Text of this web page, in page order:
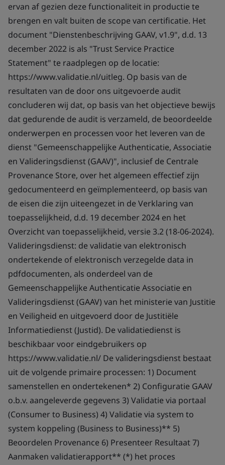
ervan af gezien deze functionaliteit in productie te
brengen en valt buiten de scope van certificatie. Het
document "Dienstenbeschrijving GAAV, v1.9", d.d. 13
december 2022 is als "Trust Service Practice
Statement" te raadplegen op de locatie:
https://www.validatie.nl/uitleg. Op basis van de
resultaten van de door ons uitgevoerde audit
concluderen wij dat, op basis van het objectieve bewijs
dat gedurende de audit is verzameld, de beoordeelde
onderwerpen en processen voor het leveren van de
dienst "Gemeenschappelijke Authenticatie, Associatie
en Valideringsdienst (GAAV)", inclusief de Centrale
Provenance Store, over het algemeen effectief zijn
gedocumenteerd en geïmplementeerd, op basis van
de eisen die zijn uiteengezet in de Verklaring van
toepasselijkheid, d.d. 19 december 2024 en het
Overzicht van toepasselijkheid, versie 3.2 (18-06-2024).
Valideringsdienst: de validatie van elektronisch
ondertekende of elektronisch verzegelde data in
pdfdocumenten, als onderdeel van de
Gemeenschappelijke Authenticatie Associatie en
Valideringsdienst (GAAV) van het ministerie van Justitie
en Veiligheid en uitgevoerd door de Justitiële
Informatiedienst (Justid). De validatiedienst is
beschikbaar voor eindgebruikers op
https://www.validatie.nl/ De valideringsdienst bestaat
uit de volgende primaire processen: 1) Document
samenstellen en ondertekenen* 2) Configuratie GAAV
o.b.v. aangeleverde gegevens 3) Validatie via portaal
(Consumer to Business) 4) Validatie via system to
system koppeling (Business to Business)** 5)
Beoordelen Provenance 6) Presenteer Resultaat 7)
Aanmaken validatierapport** (*) het proces